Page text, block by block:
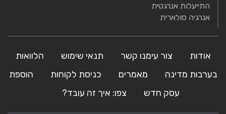
התייעלות אנרגטית
אנרגיה סולארית
אודות צור עימנו קשר תנאי שימוש
הלוואות
בערבות מדינה
מאמרים כניסת לקוחות
הוספת
עסק חדש
צפו: איך זה עובד?